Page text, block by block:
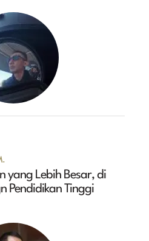
yang Lebih Besar, di
Pendidikan Tinggi